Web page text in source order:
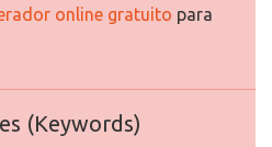
online gratuito para
(Keywords)